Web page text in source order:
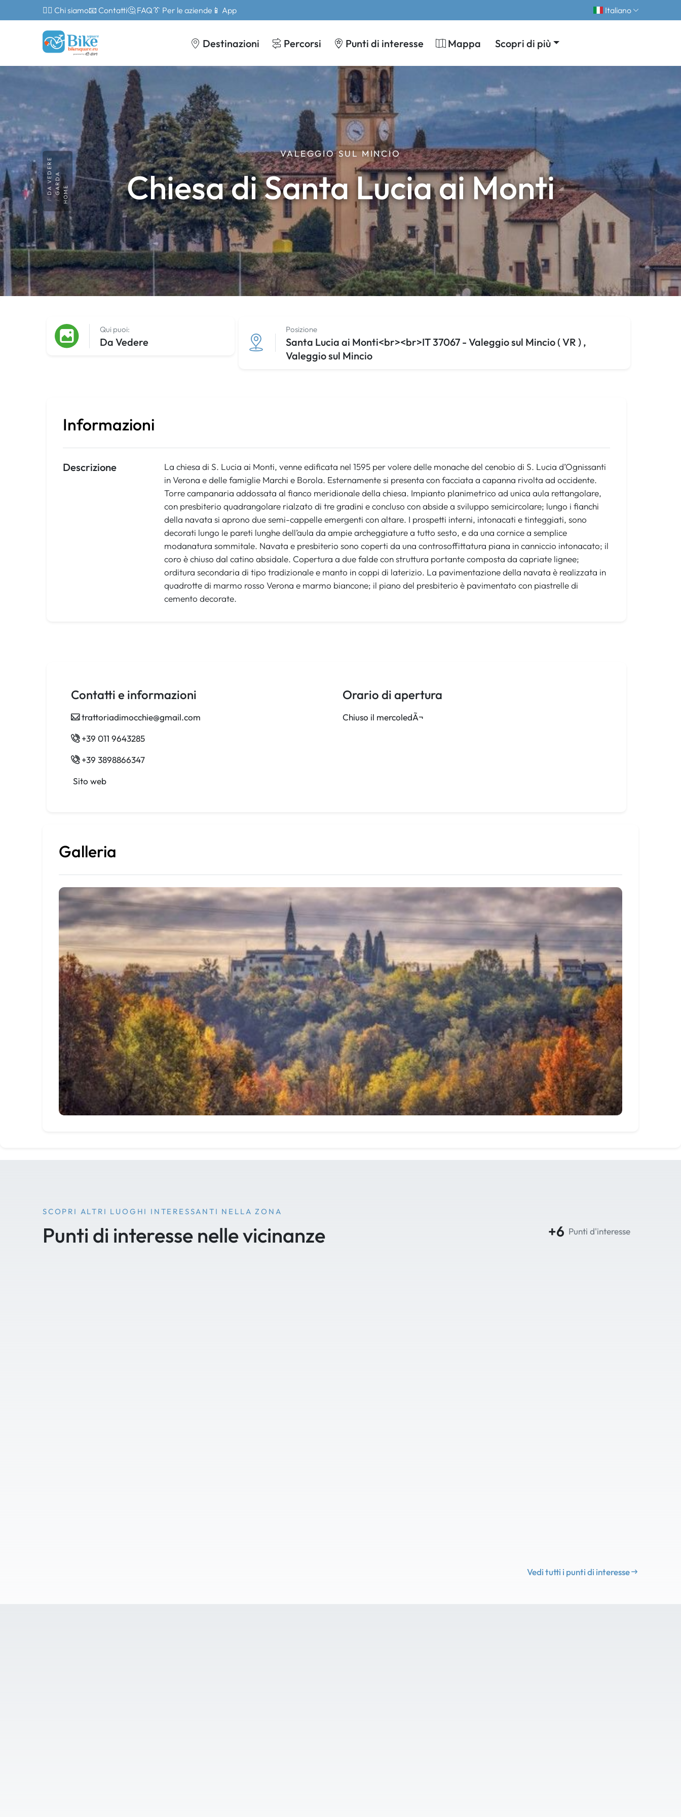
🙎‍♂️ Chi siamo📧 Contatti🤔 FAQ👔 Per le aziende 📱 App Italiano
Destinazioni Percorsi Punti di interesse Mappa Scopri di più
VALEGGIO SUL MINCIO
Chiesa di Santa Lucia ai Monti
HOME
GARDA
DA VEDERE
Qui puoi:
Da Vedere
Posizione
Santa Lucia ai Monti<br><br>IT 37067 - Valeggio sul Mincio ( VR ) ,
Valeggio sul Mincio
Informazioni
Descrizione
La chiesa di S. Lucia ai Monti, venne edificata nel 1595 per volere delle monache del cenobio di S. Lucia d’Ognissanti
in Verona e delle famiglie Marchi e Borola. Esternamente si presenta con facciata a capanna rivolta ad occidente.
Torre campanaria addossata al fianco meridionale della chiesa. Impianto planimetrico ad unica aula rettangolare,
con presbiterio quadrangolare rialzato di tre gradini e concluso con abside a sviluppo semicircolare; lungo i fianchi
della navata si aprono due semi-cappelle emergenti con altare. I prospetti interni, intonacati e tinteggiati, sono
decorati lungo le pareti lunghe dell’aula da ampie archeggiature a tutto sesto, e da una cornice a semplice
modanatura sommitale. Navata e presbiterio sono coperti da una controsoffittatura piana in canniccio intonacato; il
coro è chiuso dal catino absidale. Copertura a due falde con struttura portante composta da capriate lignee;
orditura secondaria di tipo tradizionale e manto in coppi di laterizio. La pavimentazione della navata è realizzata in
quadrotte di marmo rosso Verona e marmo biancone; il piano del presbiterio è pavimentato con piastrelle di
cemento decorate.
Contatti e informazioni
trattoriadimocchie@gmail.com
+39 011 9643285
+39 3898866347
Sito web
Orario di apertura
Chiuso il mercoledÃ¬
Galleria
SCOPRI ALTRI LUOGHI INTERESSANTI NELLA ZONA
Punti di interesse nelle vicinanze +6 Punti d'interesse
Vedi tutti i punti di interesse